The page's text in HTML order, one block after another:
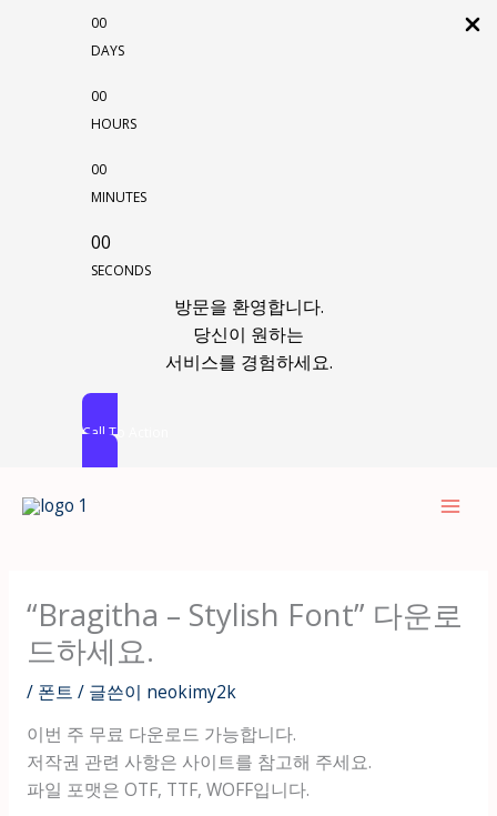
00
DAYS
00
HOURS
00
MINUTES
00
SECONDS
방문을 환영합니다.
당신이 원하는
서비스를 경험하세요.
Call To Action
“Bragitha – Stylish Font” 다운로
드하세요.
/ 폰트 / 글쓴이 neokimy2k
이번 주 무료 다운로드 가능합니다.
저작권 관련 사항은 사이트를 참고해 주세요.
파일 포맷은 OTF, TTF, WOFF입니다.